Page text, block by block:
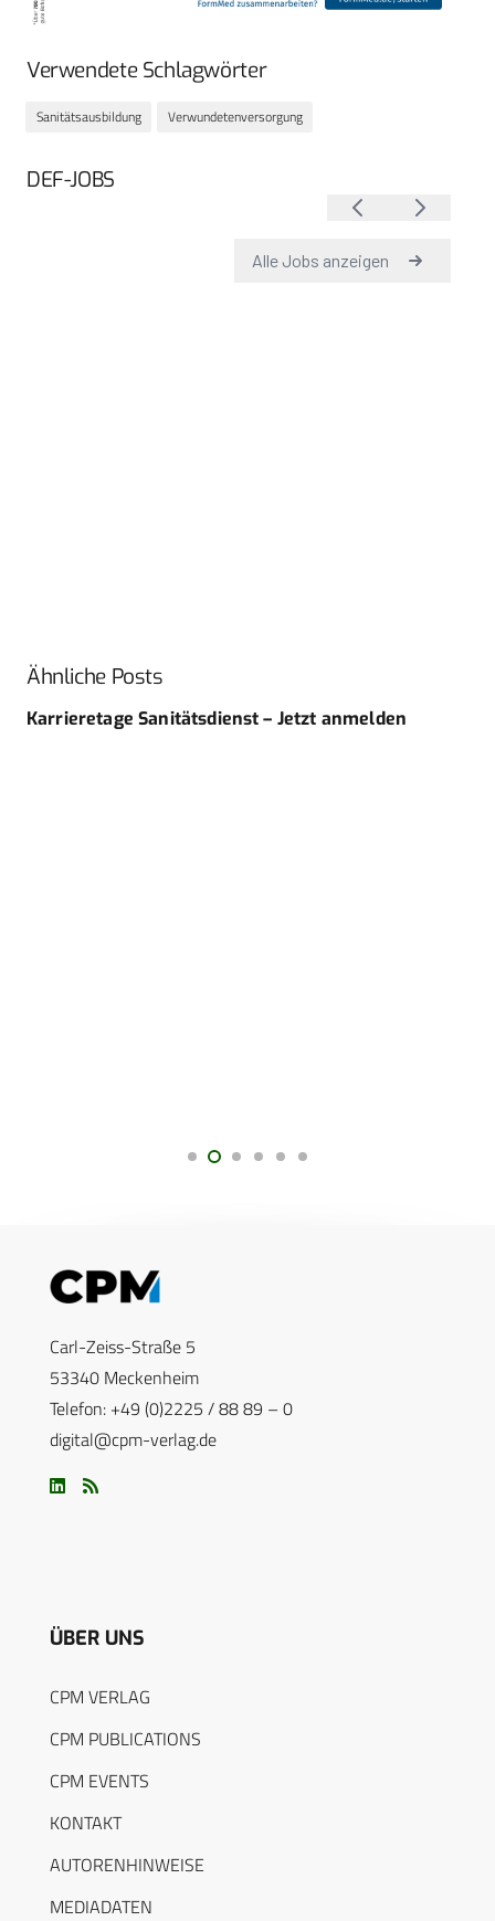
Verwendete Schlagwörter
Sanitätsausbildung Verwundetenversorgung
DEF-JOBS
Ähnliche Posts
Karrieretage Sanitätsdienst – Jetzt anmelden
Carl-Zeiss-Straße 5
53340 Meckenheim
Telefon: +49 (0)2225 / 88 89 – 0
digital@cpm-verlag.de
ÜBER UNS
CPM VERLAG
CPM PUBLICATIONS
CPM EVENTS
KONTAKT
AUTORENHINWEISE
MEDIADATEN